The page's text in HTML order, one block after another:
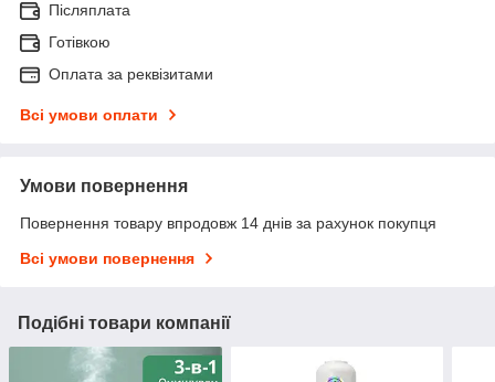
Післяплата
Готівкою
Оплата за реквізитами
Всі умови оплати
Умови повернення
Повернення товару впродовж 14 днів за рахунок покупця
Всі умови повернення
Подібні товари компанії